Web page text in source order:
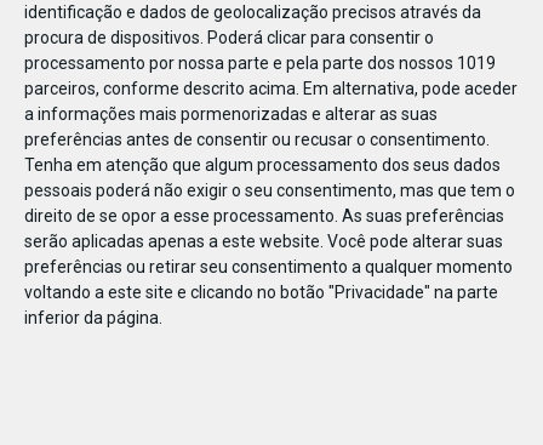
identificação e dados de geolocalização precisos através da
procura de dispositivos. Poderá clicar para consentir o
processamento por nossa parte e pela parte dos nossos 1019
parceiros, conforme descrito acima. Em alternativa, pode aceder
a informações mais pormenorizadas e alterar as suas
preferências antes de consentir ou recusar o consentimento.
Tenha em atenção que algum processamento dos seus dados
pessoais poderá não exigir o seu consentimento, mas que tem o
direito de se opor a esse processamento. As suas preferências
serão aplicadas apenas a este website. Você pode alterar suas
preferências ou retirar seu consentimento a qualquer momento
voltando a este site e clicando no botão "Privacidade" na parte
inferior da página.
846091524278792